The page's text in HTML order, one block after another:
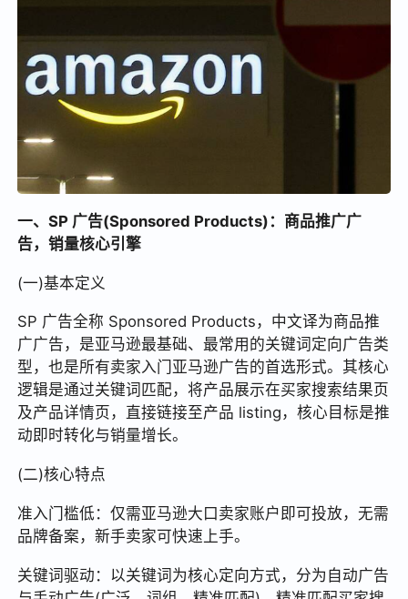
一、SP 广告(Sponsored Products)：商品推广广
告，销量核心引擎
(一)基本定义
SP 广告全称 Sponsored Products，中文译为商品推
广广告，是亚马逊最基础、最常用的关键词定向广告类
型，也是所有卖家入门亚马逊广告的首选形式。其核心
逻辑是通过关键词匹配，将产品展示在买家搜索结果页
及产品详情页，直接链接至产品 listing，核心目标是推
动即时转化与销量增长。
(二)核心特点
准入门槛低：仅需亚马逊大口卖家账户即可投放，无需
品牌备案，新手卖家可快速上手。
关键词驱动：以关键词为核心定向方式，分为自动广告